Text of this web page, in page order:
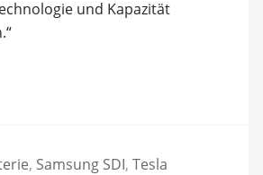
und Kapazität
, Samsung SDI, Tesla